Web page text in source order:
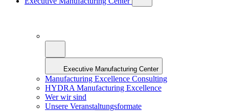
Executive Manufacturing Center
Manufacturing Excellence Consulting
HYDRA Manufacturing Excellence
Wer wir sind
Unsere Veranstaltungsformate